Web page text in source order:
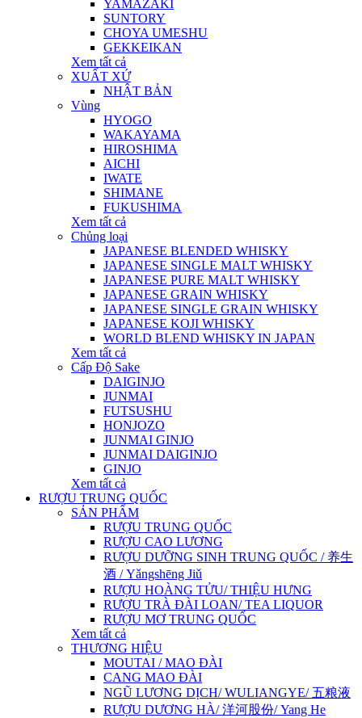
YAMAZAKI
SUNTORY
CHOYA UMESHU
GEKKEIKAN
Xem tất cả
XUẤT XỨ
NHẬT BẢN
Vùng
HYOGO
WAKAYAMA
HIROSHIMA
AICHI
IWATE
SHIMANE
FUKUSHIMA
Xem tất cả
Chủng loại
JAPANESE BLENDED WHISKY
JAPANESE SINGLE MALT WHISKY
JAPANESE PURE MALT WHISKY
JAPANESE GRAIN WHISKY
JAPANESE SINGLE GRAIN WHISKY
JAPANESE KOJI WHISKY
WORLD BLEND WHISKY IN JAPAN
Xem tất cả
Cấp Độ Sake
DAIGINJO
JUNMAI
FUTSUSHU
HONJOZO
JUNMAI GINJO
JUNMAI DAIGINJO
GINJO
Xem tất cả
RƯỢU TRUNG QUỐC
SẢN PHẨM
RƯỢU TRUNG QUỐC
RƯỢU CAO LƯƠNG
RƯỢU DƯỠNG SINH TRUNG QUỐC / 养生
酒 / Yǎngshēng Jiǔ
RƯỢU HOÀNG TỬU/ THIỆU HƯNG
RƯỢU TRÀ ĐÀI LOAN/ TEA LIQUOR
RƯỢU MƠ TRUNG QUỐC
Xem tất cả
THƯƠNG HIỆU
MOUTAI / MAO ĐÀI
CANG MAO ĐÀI
NGŨ LƯƠNG DỊCH/ WULIANGYE/ 五粮液
RƯỢU DƯƠNG HÀ/ 洋河股份/ Yang He